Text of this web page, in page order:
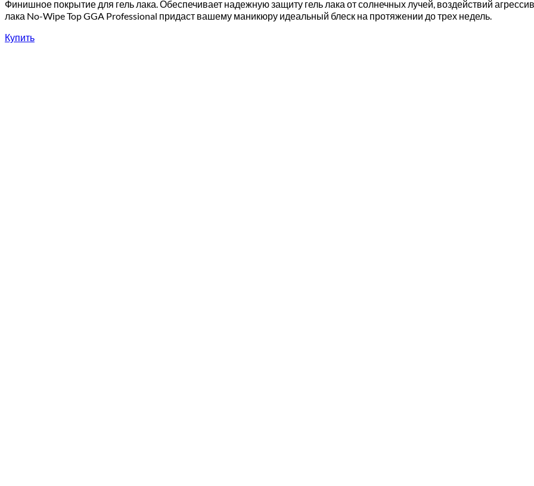
Финишное покрытие для гель лака. Обеспечивает надежную защиту гель лака от солнечных лучей, воздействий
лака No-Wipe Top GGA Professional придаст вашему маникюру идеальный блеск на протяжении до трех недель.
Купить